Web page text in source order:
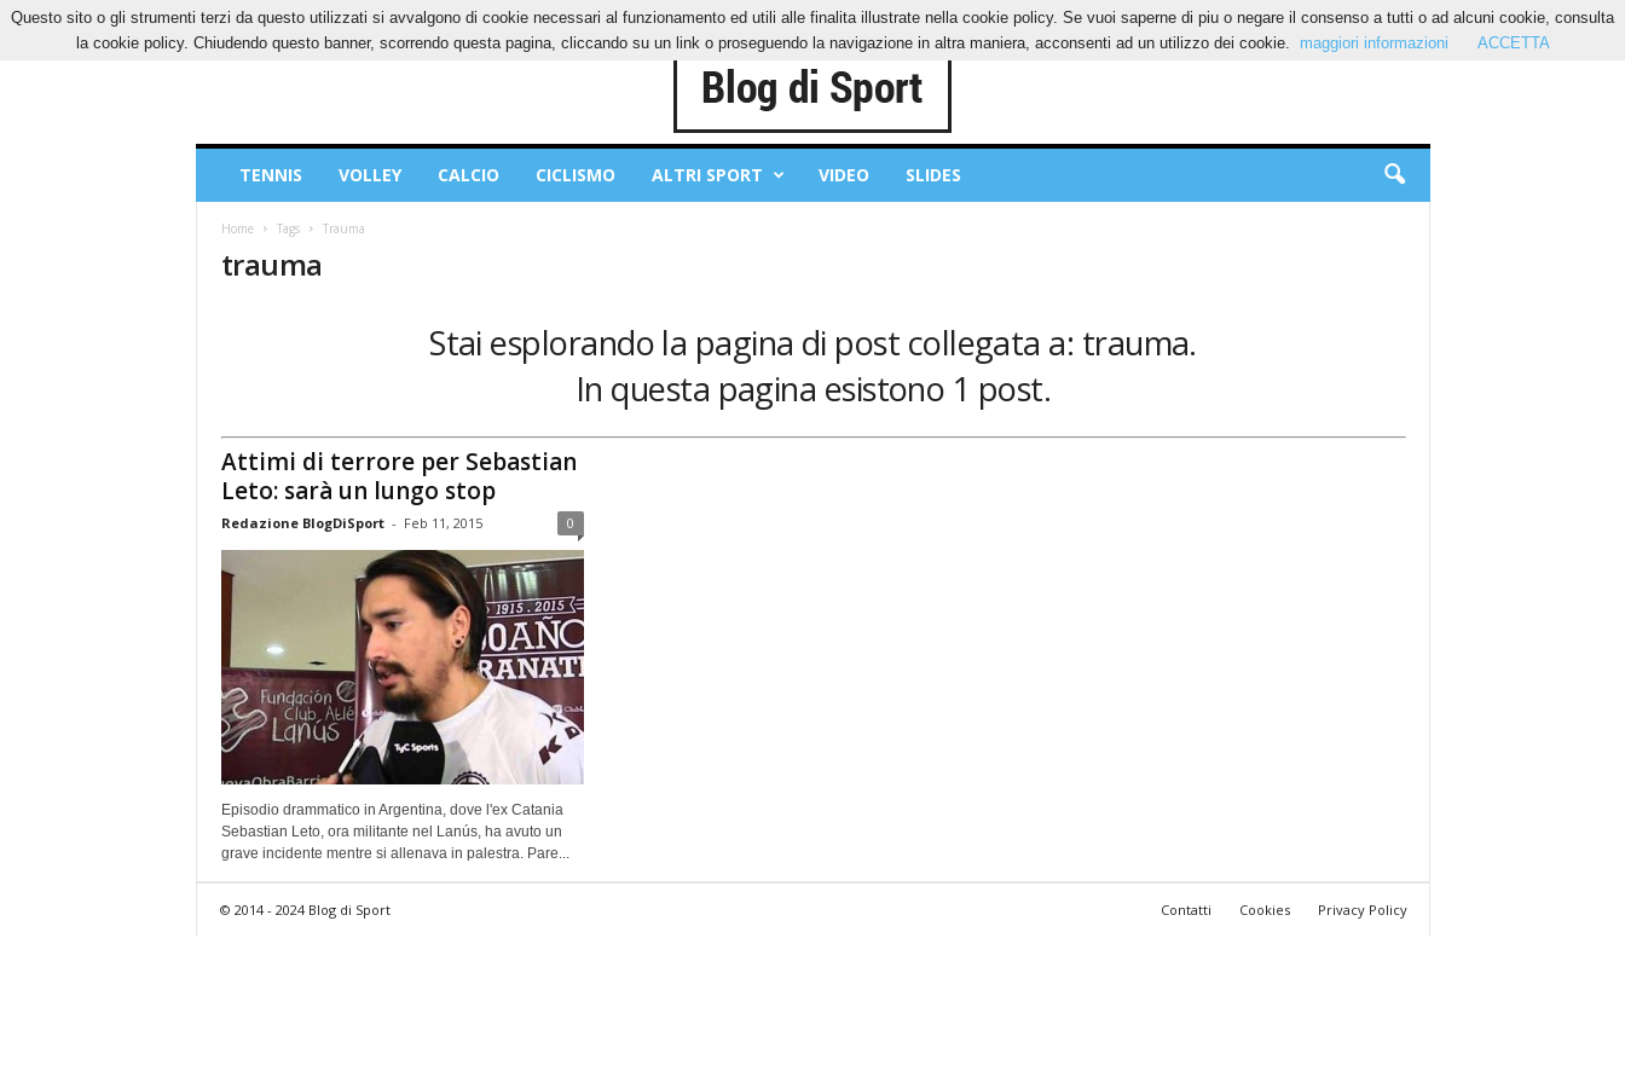
DOMENICA, 9 AGOSTO 2026 CONTATTI COOKIES PRIVACY POLICY
Sport
TENNIS VOLLEY CALCIO CICLISMO ALTRI SPORT VIDEO SLIDES
Home Tags Trauma
trauma
Stai esplorando la pagina di post collegata a: trauma.
In questa pagina esistono 1 post.
Attimi di terrore per Sebastian
Leto: sarà un lungo stop
Redazione BlogDiSport - Feb 11, 2015 0
Episodio drammatico in Argentina, dove l'ex Catania
Sebastian Leto, ora militante nel Lanús, ha avuto un
grave incidente mentre si allenava in palestra. Pare...
Contatti Cookies Privacy Policy
© 2014 - 2024 Blog di Sport
Questo sito o gli strumenti terzi da questo utilizzati si avvalgono di cookie necessari al funzionamento ed utili alle finalita illustrate nella cookie policy. Se vuoi saperne di piu o negare il consenso a tutti o ad alcuni cookie, consulta
la cookie policy. Chiudendo questo banner, scorrendo questa pagina, cliccando su un link o proseguendo la navigazione in altra maniera, acconsenti ad un utilizzo dei cookie.
maggiori informazioni ACCETTA